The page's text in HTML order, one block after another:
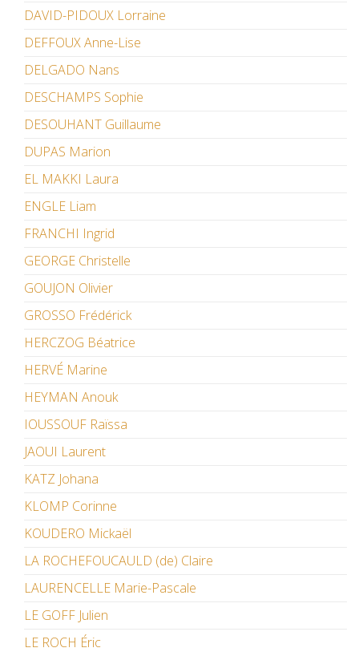
DAVID-PIDOUX Lorraine
DEFFOUX Anne-Lise
DELGADO Nans
DESCHAMPS Sophie
DESOUHANT Guillaume
DUPAS Marion
EL MAKKI Laura
ENGLE Liam
FRANCHI Ingrid
GEORGE Christelle
GOUJON Olivier
GROSSO Frédérick
HERCZOG Béatrice
HERVÉ Marine
HEYMAN Anouk
IOUSSOUF Raïssa
JAOUI Laurent
KATZ Johana
KLOMP Corinne
KOUDERO Mickaël
LA ROCHEFOUCAULD (de) Claire
LAURENCELLE Marie-Pascale
LE GOFF Julien
LE ROCH Éric